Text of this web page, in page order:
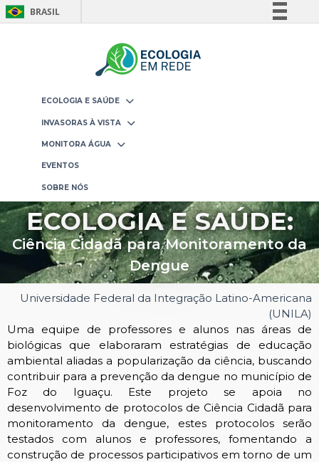
BRASIL
Comunica BR
ECOLOGIA E SAÚDE
INVASORAS À VISTA
MONITORA ÁGUA
EVENTOS
SOBRE NÓS
ECOLOGIA E SAÚDE:
Ciência Cidadã para Monitoramento da
Dengue
Universidade Federal da Integração Latino-Americana
(UNILA)
Uma equipe de professores e alunos nas áreas de
biológicas que elaboraram estratégias de educação
ambiental aliadas a popularização da ciência, buscando
contribuir para a prevenção da dengue no município de
Foz do Iguaçu. Este projeto se apoia no
desenvolvimento de protocolos de Ciência Cidadã para
monitoramento da dengue, estes protocolos serão
testados com alunos e professores, fomentando a
construção de processos participativos em torno de um